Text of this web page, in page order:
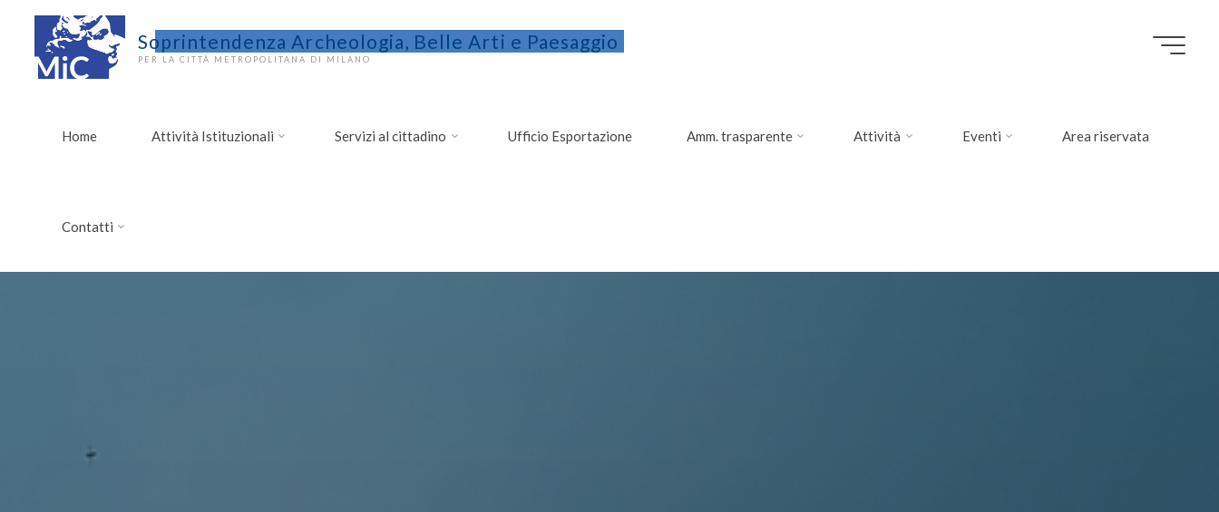
contenuto
Soprintendenza Archeologia, Belle Arti e Paesaggio
PER LA CITTÀ METROPOLITANA DI MILANO
Home Attività Istituzionali Servizi al cittadino Ufficio Esportazione Amm. trasparente Attività Eventi Area riservata
Contatti